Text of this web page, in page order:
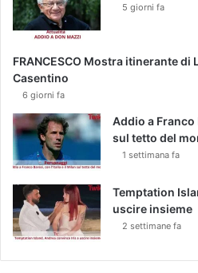
5 giorni fa
FRANCESCO Mostra itinerante di
Casentino
6 giorni fa
Addio a Franco
sul tetto del
1 settimana fa
Temptation
uscire insieme
2 settimane fa